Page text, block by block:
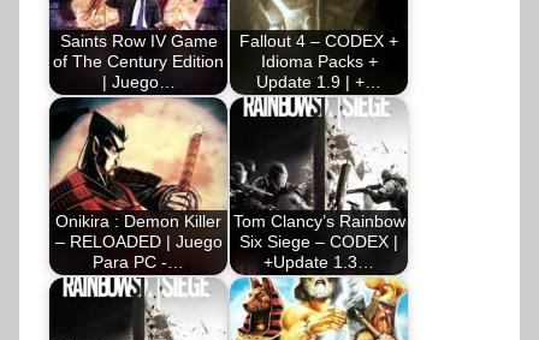
Saints Row IV Game
of The Century Edition
| Juego…
Fallout 4 – CODEX +
Idioma Packs +
Update 1.9 | +…
Onikira : Demon Killer
– RELOADED | Juego
Para PC -…
Tom Clancy’s Rainbow
Six Siege – CODEX |
+Update 1.3…